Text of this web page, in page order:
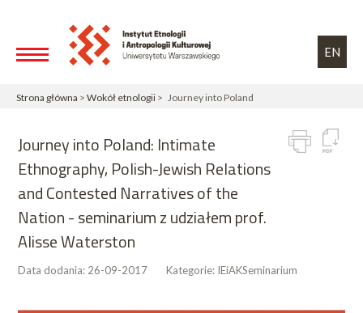
EN
Strona główna > Wokół etnologii > Journey into Poland
Journey into Poland: Intimate
Ethnography, Polish-Jewish Relations
and Contested Narratives of the
Nation - seminarium z udziałem prof.
Alisse Waterston
Data dodania: 26-09-2017 Kategorie: IEiAKSeminarium